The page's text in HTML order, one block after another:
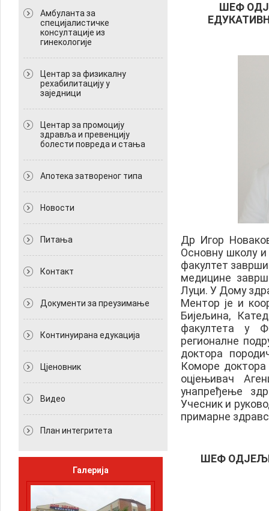
Амбуланта за
специјалистичке
консултације из
гинекологије
Центар за физикалну
рехабилитацију у
заједници
Центар за промоцију
здравља и превенцију
болести повреда и стања
Апотека затвореног типа
Новости
Питања
Контакт
Документи за преузимање
Континуирана едукација
Цјеновник
Видео
План интегритета
Галерија
ШЕФ
Др Игор
Основну школу и
факултет
медицине
Луци. У Дому
Ментор је и
Бијељина,
факултета у
регионалне
доктора
Коморе
оцјењивач
унапређење
Учесник и
примарне
ШЕФ